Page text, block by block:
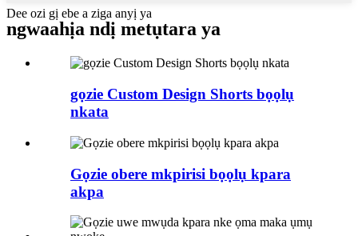
Dee ozi gị ebe a ziga anyị ya
ngwaahịa ndị metụtara ya
gọzie Custom Design Shorts bọọlụ
nkata
Gọzie obere mkpirisi bọọlụ kpara
akpa